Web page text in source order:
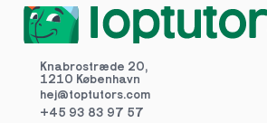
Knabrostræde 20,
1210 København
hej@toptutors.com
+45 93 83 97 57